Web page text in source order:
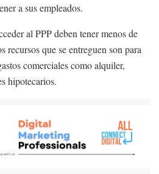
a sus empleados.
al PPP deben tener menos de
recursos que se entreguen son para
comerciales como alquiler,
hipotecarios.